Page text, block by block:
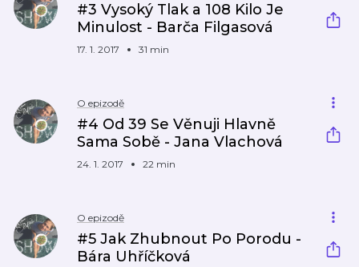
#3 Vysoký Tlak a 108 Kilo Je
Minulost - Barča Filgasová
17. 1. 2017 31 min
O epizodě
#4 Od 39 Se Věnuji Hlavně
Sama Sobě - Jana Vlachová
24. 1. 2017 22 min
O epizodě
#5 Jak Zhubnout Po Porodu -
Bára Uhříčková